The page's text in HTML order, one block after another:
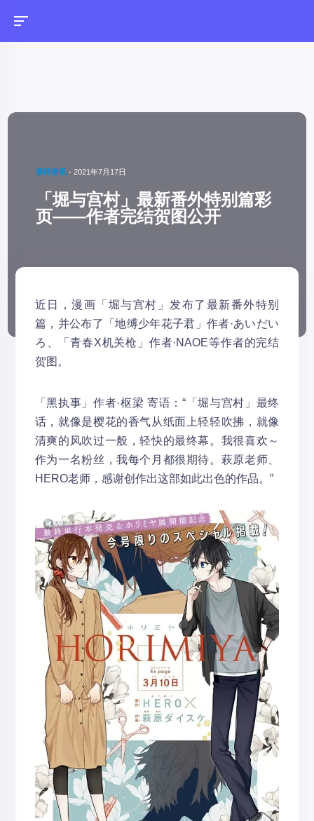
漫画资讯 -2021年7月17日
「堀与宫村」最新番外特别篇彩
页——作者完结贺图公开
近日，漫画「堀与宫村」发布了最新番外特别
篇，并公布了「地缚少年花子君」作者·あいだい
ろ、「青春X机关枪」作者·NAOE等作者的完结
贺图。
「黑执事」作者·枢梁 寄语：“「堀与宫村」最终
话，就像是樱花的香气从纸面上轻轻吹拂，就像
清爽的风吹过一般，轻快的最终幕。我很喜欢～
作为一名粉丝，我每个月都很期待。萩原老师、
HERO老师，感谢创作出这部如此出色的作品。”